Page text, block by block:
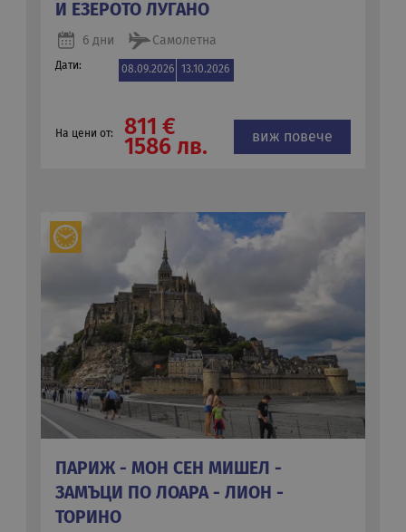
И ЕЗЕРОТО ЛУГАНО
6 дни Самолетна
Дати: 08.09.2026 13.10.2026
На цени от:
811 €
1586 лв.
виж повече
ПАРИЖ - МОН СЕН МИШЕЛ -
ЗАМЪЦИ ПО ЛОАРА - ЛИОН -
ТОРИНО